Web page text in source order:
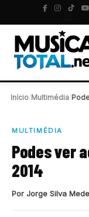
Início Multimédia
MULTIMÉDIA
Podes ver
2014
Por Jorge Silva